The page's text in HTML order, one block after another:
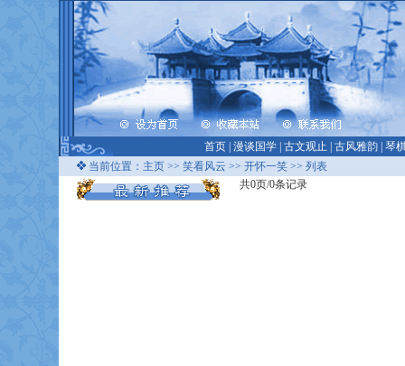
首页 漫谈国学 古文观止 古风雅韵 琴
当前位置： 主页 >> 笑看风云 >> 开怀一笑 >> 列表
共0页/0条记录